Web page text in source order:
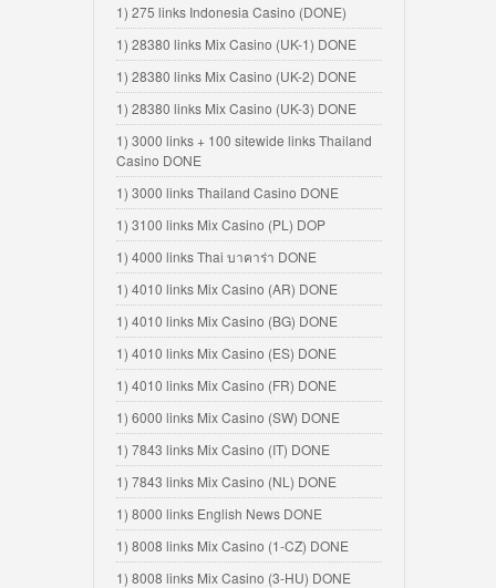
1) 275 links Indonesia Casino (DONE)
1) 28380 links Mix Casino (UK-1) DONE
1) 28380 links Mix Casino (UK-2) DONE
1) 28380 links Mix Casino (UK-3) DONE
1) 3000 links + 100 sitewide links Thailand
Casino DONE
1) 3000 links Thailand Casino DONE
1) 3100 links Mix Casino (PL) DOP
1) 4000 links Thai บาคาร่า DONE
1) 4010 links Mix Casino (AR) DONE
1) 4010 links Mix Casino (BG) DONE
1) 4010 links Mix Casino (ES) DONE
1) 4010 links Mix Casino (FR) DONE
1) 6000 links Mix Casino (SW) DONE
1) 7843 links Mix Casino (IT) DONE
1) 7843 links Mix Casino (NL) DONE
1) 8000 links English News DONE
1) 8008 links Mix Casino (1-CZ) DONE
1) 8008 links Mix Casino (3-HU) DONE